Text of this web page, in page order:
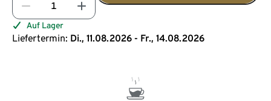
Auf Lager
Liefertermin: Di., 11.08.2026 - Fr., 14.08.2026